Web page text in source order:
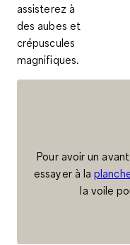
assisterez à
desaubes et
crépuscules
magnifiques.
Pour avoir un
essayer à la
la voile